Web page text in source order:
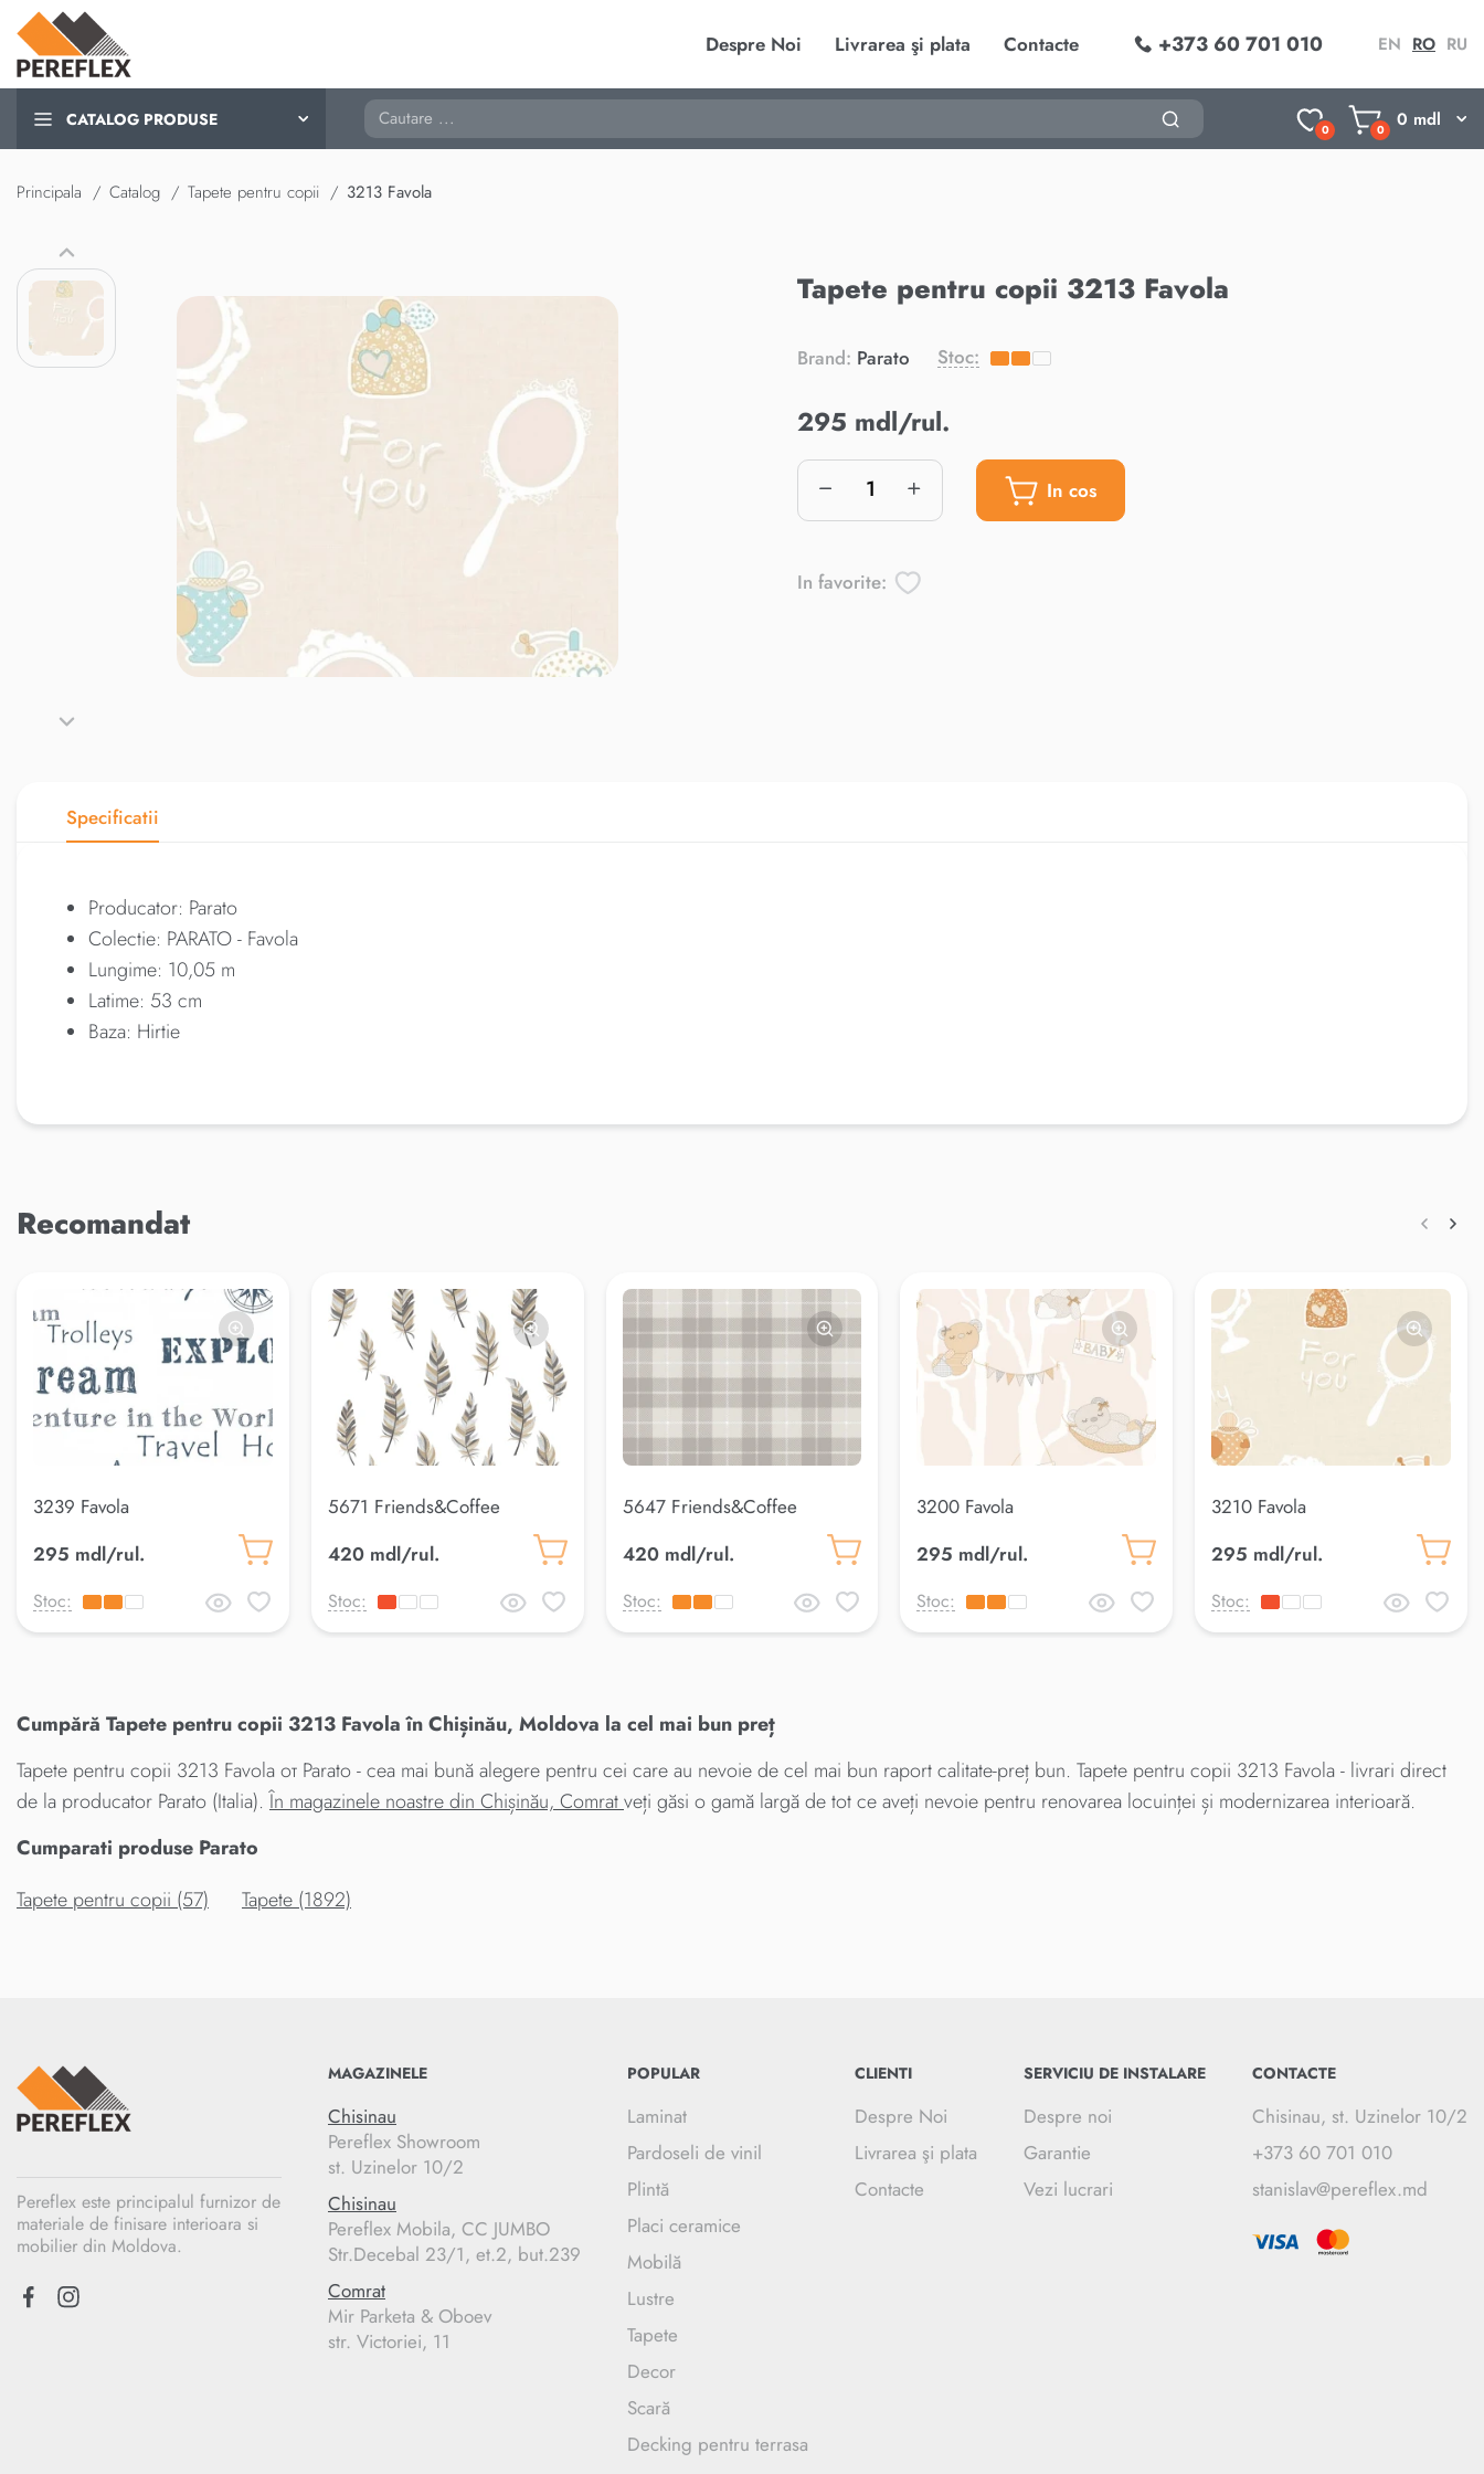
Despre Noi Livrarea şi plata Contacte +373 60 701 010 EN RO RU
CATALOG PRODUSE Cautare
0 0 0 mdl
Principala Catalog Tapete pentru copii 3213 Favola
Tapete pentru copii 3213 Favola
Brand: Parato Stoc:
295 mdl/rul.
In cos
In favorite:
Specificatii
Producator: Parato
Colectie: PARATO - Favola
Lungime: 10,05 m
Latime: 53 cm
Baza: Hirtie
Recomandat
3239 Favola
295 mdl/rul.
Stoc:
5671 Friends&Coffee
420 mdl/rul.
Stoc:
5647 Friends&Coffee
420 mdl/rul.
Stoc:
3200 Favola
295 mdl/rul.
Stoc:
3210 Favola
295 mdl/rul.
Stoc:
Cumpără Tapete pentru copii 3213 Favola în Chișinău, Moldova la cel mai bun preț
Tapete pentru copii 3213 Favola от Parato - cea mai bună alegere pentru cei care au nevoie de cel mai bun raport calitate-preț bun. Tapete pentru copii 3213 Favola - livrari direct
de la producator Parato (Italia).În magazinele noastre din Chișinău, Comratveți găsi o gamă largă de tot ce aveți nevoie pentru renovarea locuinței și modernizarea interioară.
Cumparati produse Parato
Tapete pentru copii (57)
Tapete (1892)
Pereflex este principalul furnizor de
materiale de finisare interioara si
mobilier din Moldova.
MAGAZINELE
Chisinau
Pereflex Showroom
st. Uzinelor 10/2
Chisinau
Pereflex Mobila, CC JUMBO
Str.Decebal 23/1, et.2, but.239
Comrat
Mir Parketa & Oboev
str. Victoriei, 11
POPULAR
Laminat
Pardoseli de vinil
Plintă
Placi ceramice
Mobilă
Lustre
Tapete
Decor
Scară
Decking pentru terrasa
CLIENTI
Despre Noi
Livrarea şi plata
Contacte
SERVICIU DE INSTALARE
Despre noi
Garantie
Vezi lucrari
CONTACTE
Chisinau, st. Uzinelor 10/2
+373 60 701 010
stanislav@pereflex.md